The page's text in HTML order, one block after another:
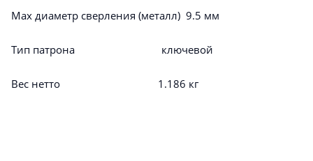
Max диаметр сверления (металл) 9.5 мм
Тип патрона ключевой
Вес нетто 1.186 кг